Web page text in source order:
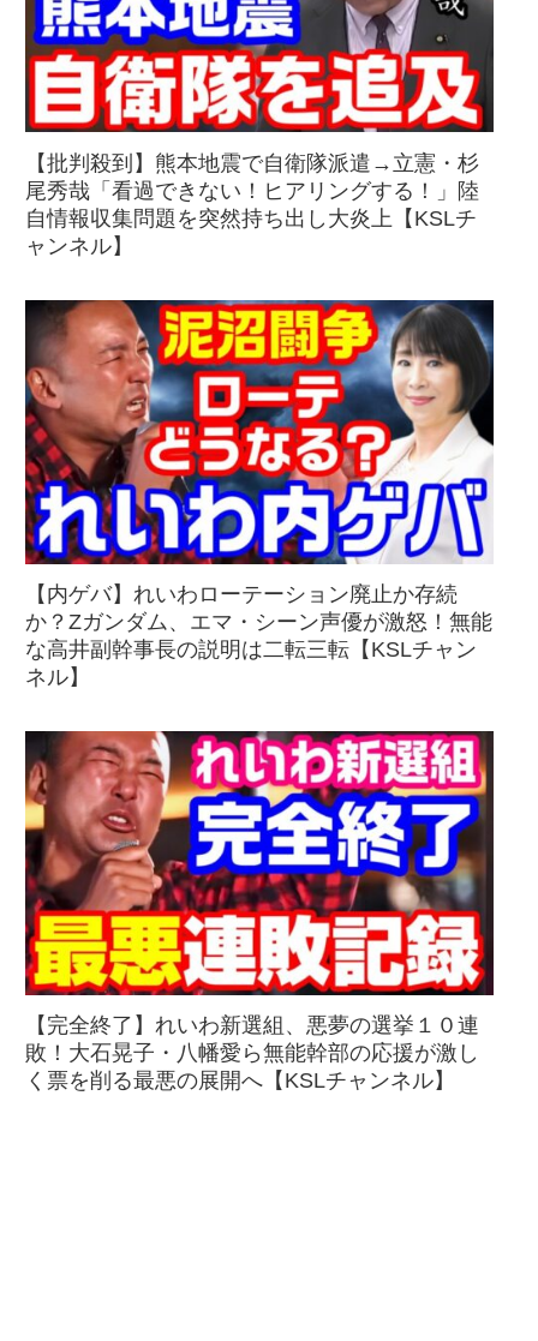
【批判殺到】熊本地震で自衛隊派遣→立憲・杉
尾秀哉「看過できない！ヒアリングする！」陸
自情報収集問題を突然持ち出し大炎上【KSLチ
ャンネル】
【内ゲバ】れいわローテーション廃止か存続
か？Zガンダム、エマ・シーン声優が激怒！無能
な高井副幹事長の説明は二転三転【KSLチャン
ネル】
【完全終了】れいわ新選組、悪夢の選挙１０連
敗！大石晃子・八幡愛ら無能幹部の応援が激し
く票を削る最悪の展開へ【KSLチャンネル】